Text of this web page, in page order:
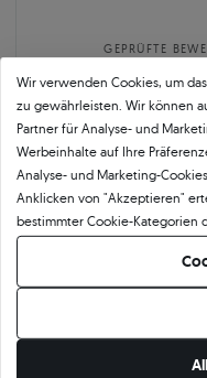
GEPRÜFTE
🇵🇱
10 468
OPINEO
Wir verwenden Cookies, um
zu gewährleisten. Wir können
Partner für Analyse- und
Werbeinhalte auf Ihre
Analyse- und Marketing-
Anklicken von "Akzeptieren"
bestimmter Cookie-Kategorien
möchten, klicken Sie auf
Präferenzen. Sie können Ihre
Ihre Cookie-Einstellungen